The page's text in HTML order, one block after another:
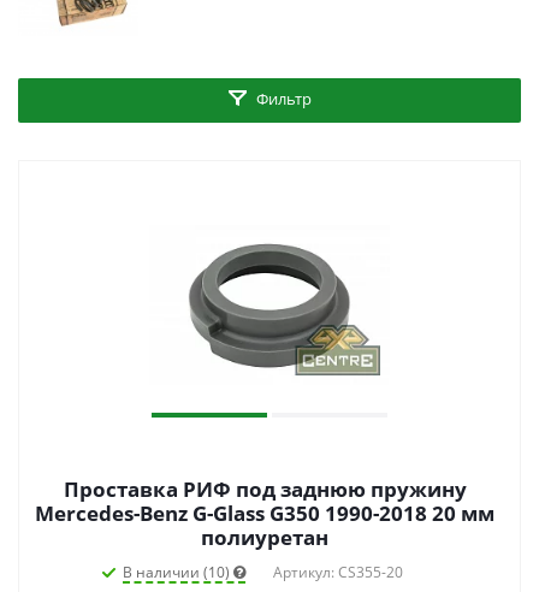
Фильтр
Проставка РИФ под заднюю пружину
Mercedes-Benz G-Glass G350 1990-2018 20 мм
полиуретан
В наличии (10) Артикул: CS355-20